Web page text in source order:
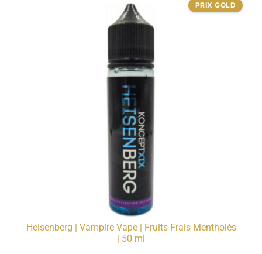
Heisenberg | Vampire Vape | Fruits Frais Mentholés
| 50 ml
PRIX GOLD